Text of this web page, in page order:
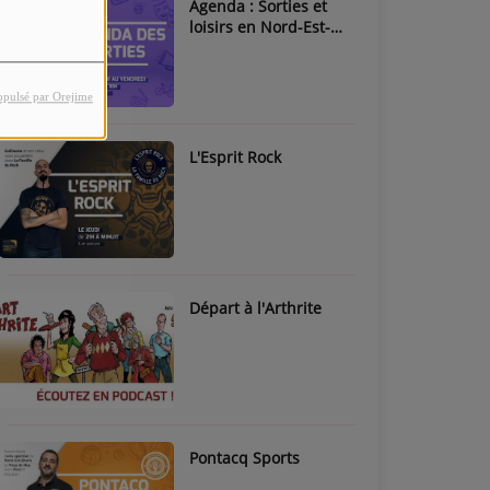
par Orejime
Agenda : Sorties et
loisirs en Nord-Est-
L'Esprit Rock
Départ à l'Arthrite
Pontacq Sports